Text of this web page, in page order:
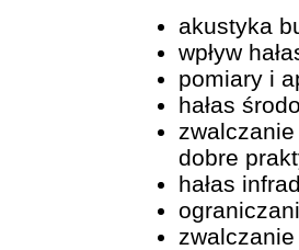
akustyka
wpływ
pomiary i
hałas
dobre
hałas